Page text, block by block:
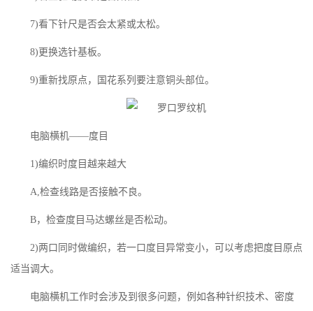
7)看下针尺是否会太紧或太松。
8)更换选针基板。
9)重新找原点，国花系列要注意铜头部位。
电脑横机——度目
1)编织时度目越来越大
A,检查线路是否接触不良。
B，检查度目马达螺丝是否松动。
2)两口同时做编织，若一口度目异常变小，可以考虑把度目原点
适当调大。
电脑横机工作时会涉及到很多问题，例如各种针织技术、密度